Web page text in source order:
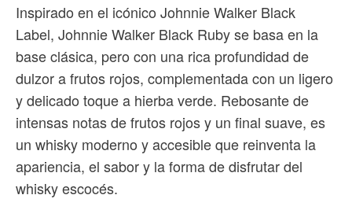
Inspirado en el icónico Johnnie Walker Black
Label, Johnnie Walker Black Ruby se basa en la
base clásica, pero con una rica profundidad de
dulzor a frutos rojos, complementada con un ligero
y delicado toque a hierba verde. Rebosante de
intensas notas de frutos rojos y un final suave, es
un whisky moderno y accesible que reinventa la
apariencia, el sabor y la forma de disfrutar del
whisky escocés.